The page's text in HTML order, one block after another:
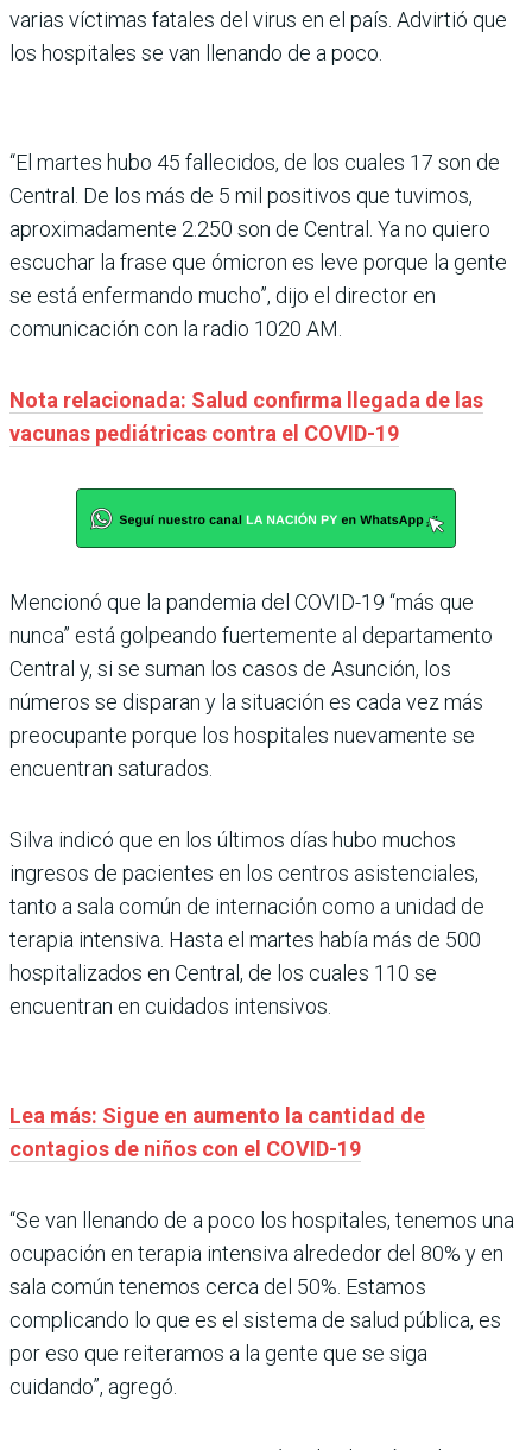
varias víctimas fatales del virus en el país. Advirtió que
los hospitales se van llenando de a poco.
“El martes hubo 45 fallecidos, de los cuales 17 son de
Central. De los más de 5 mil positivos que tuvimos,
aproximadamente 2.250 son de Central. Ya no quiero
escuchar la frase que ómicron es leve porque la gente
se está enfermando mucho”, dijo el director en
comunicación con la radio 1020 AM.
Nota relacionada: Salud confirma llegada de las
vacunas pediátricas contra el COVID-19
Mencionó que la pandemia del COVID-19 “más que
nunca” está golpeando fuertemente al departamento
Central y, si se suman los casos de Asunción, los
números se disparan y la situación es cada vez más
preocupante porque los hospitales nuevamente se
encuentran saturados.
Silva indicó que en los últimos días hubo muchos
ingresos de pacientes en los centros asistenciales,
tanto a sala común de internación como a unidad de
terapia intensiva. Hasta el martes había más de 500
hospitalizados en Central, de los cuales 110 se
encuentran en cuidados intensivos.
Lea más: Sigue en aumento la cantidad de
contagios de niños con el COVID-19
“Se van llenando de a poco los hospitales, tenemos una
ocupación en terapia intensiva alrededor del 80% y en
sala común tenemos cerca del 50%. Estamos
complicando lo que es el sistema de salud pública, es
por eso que reiteramos a la gente que se siga
cuidando”, agregó.